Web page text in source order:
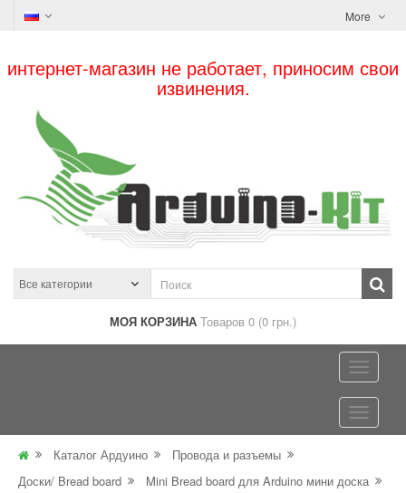
More
интернет-магазин не работает, приносим свои
извинения.
МОЯ КОРЗИНА Товаров 0 (0 грн.)
Каталог Ардуино
Провода и разъемы
Доски/ Bread board
Mini Bread board для Arduino мини доска